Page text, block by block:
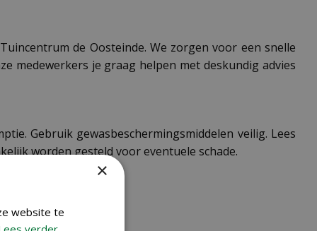
de Oosteinde. We zorgen voor een snelle
medewerkers je graag helpen met deskundig advies
Gebruik gewasbeschermingsmiddelen veilig. Lees
worden gesteld voor eventuele schade.
×
website te